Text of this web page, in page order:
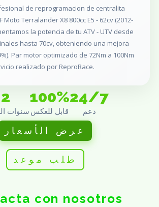
de reprogramacion de centralita
Moto Terralander X8 800cc E5 - 62cv (2012-
la potencia de tu ATV - UTV desde
hasta 70cv, obteniendo una mejora
Par motor optimizado de 72Nm a 100Nm
realizado por ReproRace.
2
سنوات
100%
قابل للعكس
24/7
دعم
عرض الأسعار
طلب موعد
con nosotros